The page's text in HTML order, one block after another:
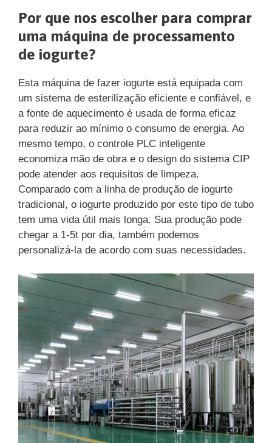
Por que nos escolher para comprar
uma máquina de processamento
de iogurte?
Esta máquina de fazer iogurte está equipada com
um sistema de esterilização eficiente e confiável, e
a fonte de aquecimento é usada de forma eficaz
para reduzir ao mínimo o consumo de energia. Ao
mesmo tempo, o controle PLC inteligente
economiza mão de obra e o design do sistema CIP
pode atender aos requisitos de limpeza.
Comparado com a linha de produção de iogurte
tradicional, o iogurte produzido por este tipo de tubo
tem uma vida útil mais longa. Sua produção pode
chegar a 1-5t por dia, também podemos
personalizá-la de acordo com suas necessidades.